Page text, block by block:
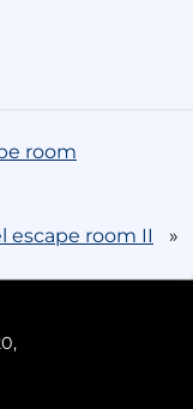
room
escape room II »